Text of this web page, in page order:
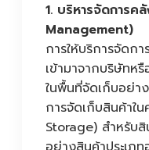
1. บริหารจัดการค
Management)
การให้บริการจัดก
เข้ามาจากบริษัทห
ในพื้นที่จัดเก็บอย่
การจัดเก็บสินค้าใ
Storage) สำหรับ